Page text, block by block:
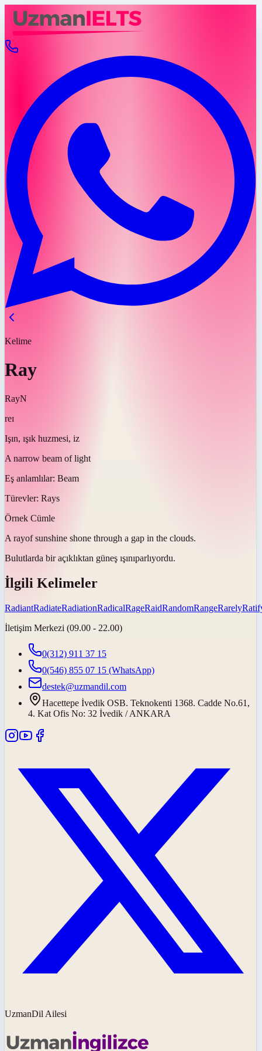
Kelime
Ray
RayN
reɪ
Işın, ışık huzmesi, iz
A narrow beam of light
Eş anlamlılar: Beam
Türevler: Rays
Örnek Cümle
A rayof sunshine shone through a gap in the clouds.
Bulutlarda bir açıklıktan güneş ışınıparlıyordu.
İlgili Kelimeler
RadiantRadiateRadiationRadicalRageRaidRandomRangeRarely
İletişim Merkezi (09.00 - 22.00)
0(312) 911 37 15
0(546) 855 07 15 (WhatsApp)
destek@uzmandil.com
Hacettepe İvedik OSB. Teknokenti 1368. Cadde No.61,
4. Kat Ofis No: 32 İvedik / ANKARA
UzmanDil Ailesi